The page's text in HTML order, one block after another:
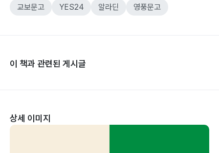
교보문고 YES24 알라딘 영풍문고
이 책과 관련된 게시글
상세 이미지